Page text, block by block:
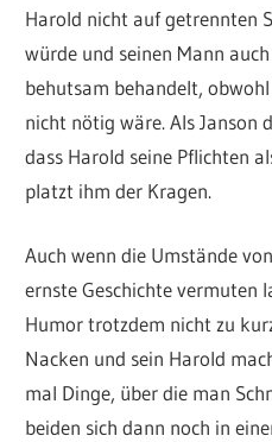
Harold nicht auf getrennten
würde und seinen Mann
behutsam behandelt,
nicht nötig wäre. Als Janson
dass Harold seine Pflichten
platzt ihm der Kragen.
Auch wenn die Umstände
ernste Geschichte vermuten
Humor trotzdem nicht zu
Nacken und sein Harold
mal Dinge, über die man
beiden sich dann noch in